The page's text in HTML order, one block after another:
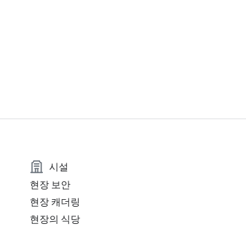
시설
현장 보안
현장 캐더링
현장의 식당